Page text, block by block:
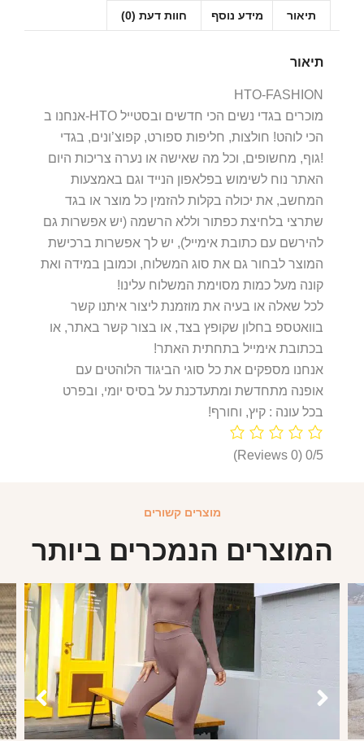
תיאור מידע נוסף חוות דעת (0)
תיאור
HTO-FASHION
אנחנו ב-HTO מוכרים בגדי נשים הכי חדשים ובסטייל
הכי לוהט! חולצות, חליפות ספורט, קפוצ’ונים, בגדי
גוף, מחשופים, וכל מה שאישה או נערה צריכות היום!
האתר נוח לשימוש בפלאפון הנייד וגם באמצעות
המחשב, את יכולה בקלות להזמין כל מוצר או בגד
שתרצי בלחיצת כפתור וללא הרשמה (יש אפשרות גם
להירשם עם כתובת אימייל), יש לך אפשרות ברכישת
המוצר לבחור גם את סוג המשלוח, וכמובן במידה ואת
קונה מעל כמות מסוימת המשלוח עלינו!
לכל שאלה או בעיה את מוזמנת ליצור איתנו קשר
בוואטספ בחלון שקופץ בצד, או בצור קשר באתר, או
בכתובת אימייל בתחתית האתר!
אנחנו מספקים את כל סוגי הביגוד הלוהטים עם
אופנה מתחדשת ומתעדכנת על בסיס יומי, ובפרט
בכל עונה : קיץ, וחורף!
0/5
(0 Reviews)
מוצרים קשורים
המוצרים הנמכרים ביותר